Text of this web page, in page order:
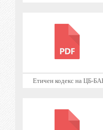
Етичен кодекс на ЦБ-